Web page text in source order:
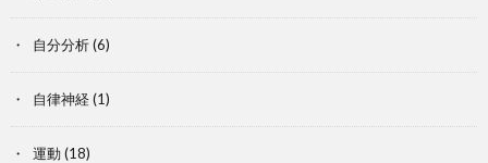
自分分析(6)
自律神経(1)
運動(18)